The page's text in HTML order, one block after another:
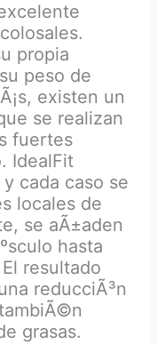
propia
peso de
existen un
se realizan
fuertes
IdealFit
cada caso se
locales de
se aÃ±aden
hasta
resultado
reducciÃ³n
grasas.